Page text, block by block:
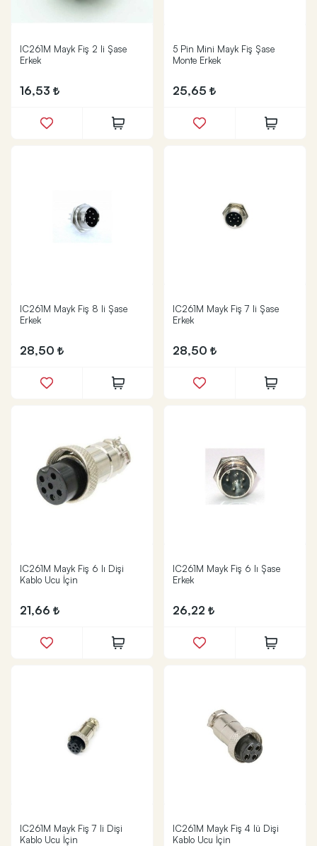
IC261M Mayk Fiş 2 li Şase
Erkek
16,53
5 Pin Mini Mayk Fiş Şase
Monte Erkek
25,65
IC261M Mayk Fiş 8 li Şase
Erkek
28,50
IC261M Mayk Fiş 7 li Şase
Erkek
28,50
IC261M Mayk Fiş 6 lı Dişi
Kablo Ucu İçin
21,66
IC261M Mayk Fiş 6 lı Şase
Erkek
26,22
IC261M Mayk Fiş 7 li Dişi
Kablo Ucu İçin
IC261M Mayk Fiş 4 lü Dişi
Kablo Ucu İçin